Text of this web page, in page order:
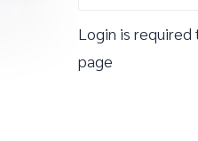
Login is required
page